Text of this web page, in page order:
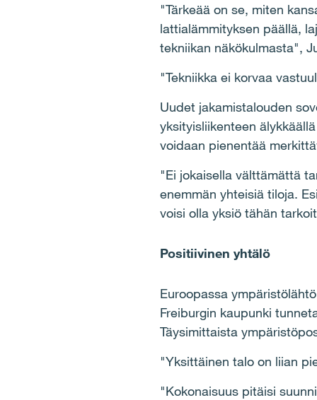
"Tärkeää on se, miten
lattialämmityksen päällä,
tekniikan näkökulmasta",
"Tekniikka ei korvaa
Uudet jakamistalouden
yksityisliikenteen
voidaan pienentää
"Ei jokaisella välttämättä
enemmän yhteisiä tiloja.
voisi olla yksiö tähän
Positiivinen yhtälö
Euroopassa
Freiburgin kaupunki
Täysimittaista
"Yksittäinen talo on liian
"Kokonaisuus pitäisi